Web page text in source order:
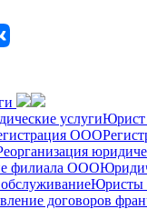
услугиЮрист
ООО
филиала ООО
Юристы
договоров